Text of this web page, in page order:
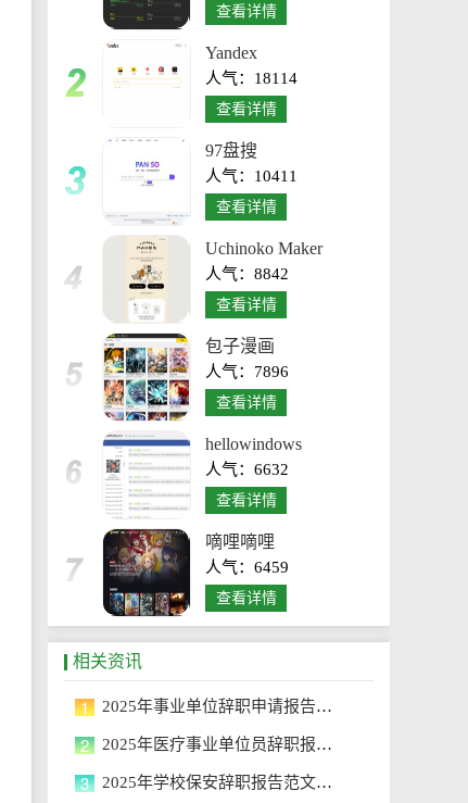
查看详情
Yandex
人气：18114
查看详情
97盘搜
人气：10411
查看详情
Uchinoko Maker
人气：8842
查看详情
包子漫画
人气：7896
查看详情
hellowindows
人气：6632
查看详情
嘀哩嘀哩
人气：6459
查看详情
相关资讯
1 2025年事业单位辞职申请报告范文
2 2025年医疗事业单位员辞职报告范文
3 2025年学校保安辞职报告范文合集